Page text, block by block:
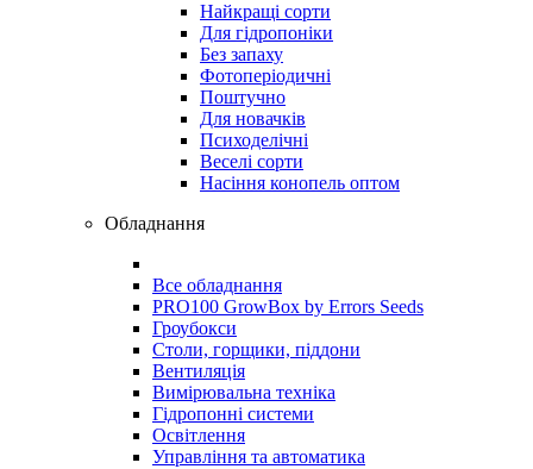
Найкращі сорти
Для гідропоніки
Без запаху
Фотоперіодичні
Поштучно
Для новачків
Психоделічні
Веселі сорти
Насіння конопель оптом
Обладнання
Все обладнання
PRO100 GrowBox by Errors Seeds
Гроубокси
Столи, горщики, піддони
Вентиляція
Вимірювальна техніка
Гідропонні системи
Освітлення
Управління та автоматика